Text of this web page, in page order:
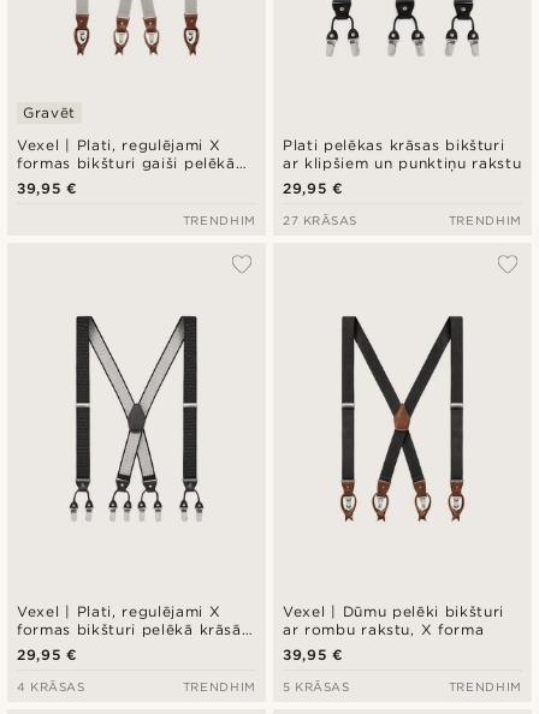
Vexel | Plati, regulējami X
formas bikšturi gaiši pelēkā
krāsā
Gravēt
39,95 €
TRENDHIM
Plati pelēkas krāsas bikšturi
ar klipšiem un punktiņu rakstu
29,95 €
27 KRĀSAS TRENDHIM
Vexel | Plati, regulējami X
formas bikšturi pelēkā krāsā
ar punktiņu rakstu
29,95 €
4 KRĀSAS TRENDHIM
Vexel | Dūmu pelēki bikšturi
ar rombu rakstu, X forma
39,95 €
5 KRĀSAS TRENDHIM